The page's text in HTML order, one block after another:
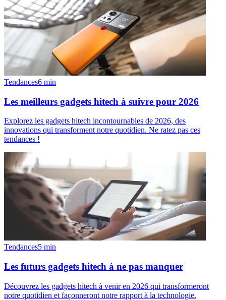
Tendances6 min
Les meilleurs gadgets hitech à suivre pour 2026
Explorez les gadgets hitech incontournables de 2026, des
innovations qui transforment notre quotidien. Ne ratez pas ces
tendances !
Tendances5 min
Les futurs gadgets hitech à ne pas manquer
Découvrez les gadgets hitech à venir en 2026 qui transformeront
notre quotidien et façonneront notre rapport à la technologie.